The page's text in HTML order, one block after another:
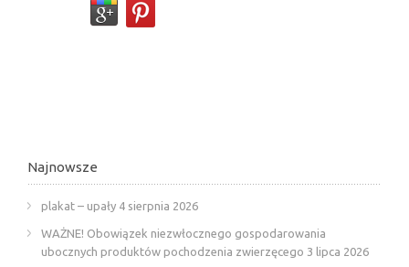
Najnowsze
plakat – upały 4 sierpnia 2026
WAŻNE! Obowiązek niezwłocznego gospodarowania
ubocznych produktów pochodzenia zwierzęcego 3 lipca 2026